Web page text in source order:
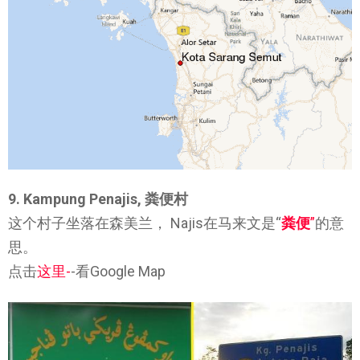
9. Kampung Penajis, 粪便村
这个村子坐落在森美兰， Najis在马来文是“粪便”的意
思。
点击这里--看Google Map